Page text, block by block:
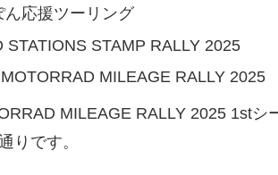
ん応援ツーリング
STATIONS STAMP RALLY 2025
MILEAGE RALLY 2025
MILEAGE RALLY 2025 1st
りです。